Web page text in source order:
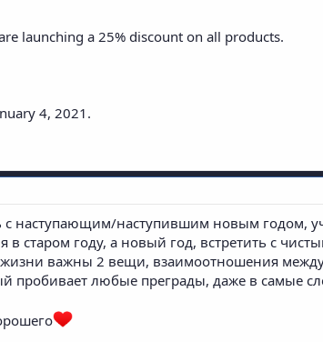
launching a 25% discount on all products.
4, 2021.
с наступающим/наступившим новым годом,
старом году, а новый год, встретить с
жизни важны 2 вещи, взаимоотношения
пробивает любые преграды, даже в самые